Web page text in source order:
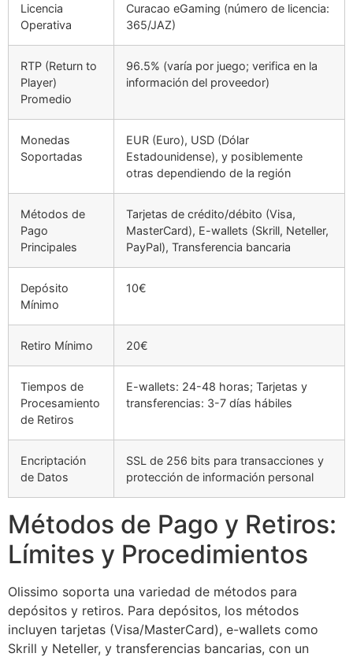
Licencia
Operativa
Curacao eGaming (número de licencia:
365/JAZ)
RTP (Return to
Player)
Promedio
96.5% (varía por juego; verifica en la
información del proveedor)
Monedas
Soportadas
EUR (Euro), USD (Dólar
Estadounidense), y posiblemente
otras dependiendo de la región
Métodos de
Pago
Principales
Tarjetas de crédito/débito (Visa,
MasterCard), E-wallets (Skrill, Neteller,
PayPal), Transferencia bancaria
Depósito
Mínimo
10€
Retiro Mínimo 20€
Tiempos de
Procesamiento
de Retiros
E-wallets: 24-48 horas; Tarjetas y
transferencias: 3-7 días hábiles
Encriptación
de Datos
SSL de 256 bits para transacciones y
protección de información personal
Métodos de Pago y Retiros:
Límites y Procedimientos
Olissimo soporta una variedad de métodos para
depósitos y retiros. Para depósitos, los métodos
incluyen tarjetas (Visa/MasterCard), e-wallets como
Skrill y Neteller, y transferencias bancarias, con un